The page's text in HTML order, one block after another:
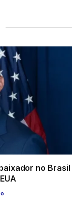
no Brasil